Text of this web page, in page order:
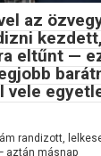
az
eltűnt —
vele
randizott,
aztán másnap